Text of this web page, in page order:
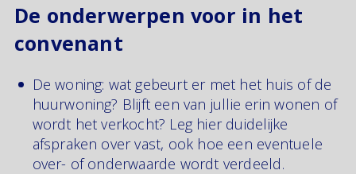
De onderwerpen voor in het
convenant
De woning: wat gebeurt er met het huis of de
huurwoning? Blijft een van jullie erin wonen of
wordt het verkocht? Leg hier duidelijke
afspraken over vast, ook hoe een eventuele
over- of onderwaarde wordt verdeeld.